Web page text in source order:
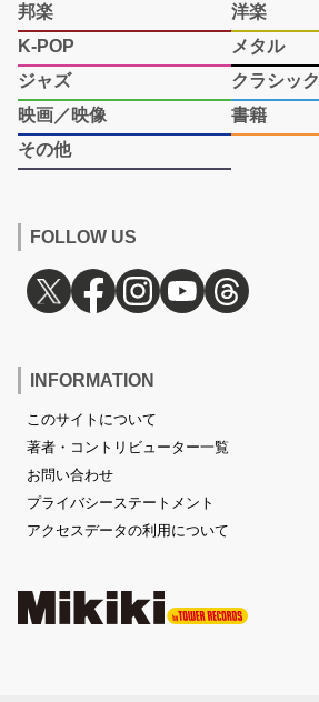
邦楽
洋楽
K-POP
メタル
ジャズ
クラシック
映画／映像
書籍
その他
FOLLOW US
INFORMATION
このサイトについて
著者・コントリビューター一覧
お問い合わせ
プライバシーステートメント
アクセスデータの利用について